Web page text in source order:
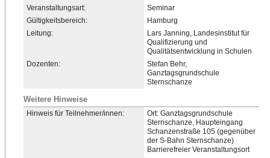
Veranstaltungsart:
Seminar
Gültigkeitsbereich:
Hamburg
Leitung:
Lars Janning, Landesinstitut für
Qualifizierung und
Qualitätsentwicklung in Schulen
Dozenten:
Stefan Behr,
Ganztagsgrundschule
Sternschanze
Weitere Hinweise
Hinweis für Teilnehmer/innen:
Ort: Ganztagsgrundschule
Sternschanze, Haupteingang
Schanzenstraße 105 (gegenüber
der S-Bahn Sternschanze)
Barrierefrei​er Veranstaltungsort